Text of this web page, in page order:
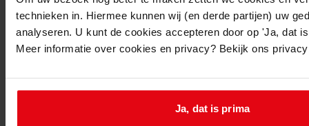
technieken in. Hiermee kunnen wij (en derde partijen) uw
analyseren. U kunt de cookies accepteren door op 'Ja, dat
Meer informatie over cookies en privacy? Bekijk ons
Ja, dat is prima